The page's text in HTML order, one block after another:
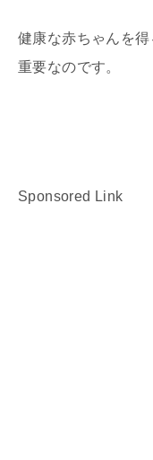
健康な赤ちゃんを
重要なのです。
Sponsored Link